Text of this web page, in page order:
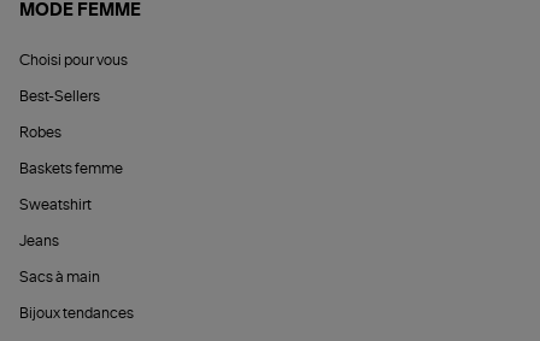
MODE FEMME
Choisi pour vous
Best-Sellers
Robes
Baskets femme
Sweatshirt
Jeans
Sacs à main
Bijoux tendances